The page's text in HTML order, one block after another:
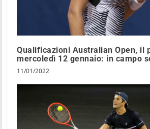
Qualificazioni Australian Open, il
mercoledì 12 gennaio: in campo
11/01/2022